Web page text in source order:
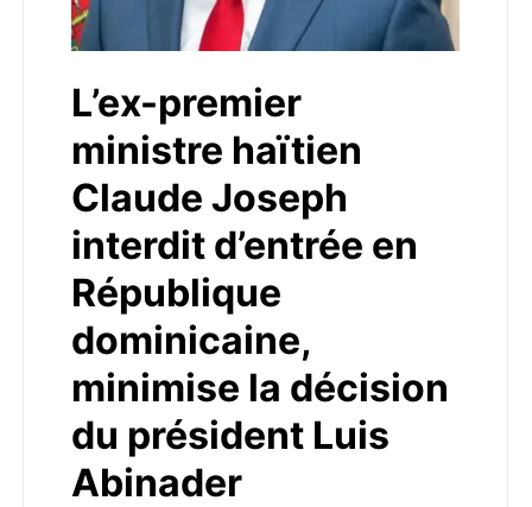
L’ex-premier
ministre haïtien
Claude Joseph
interdit d’entrée en
République
dominicaine,
minimise la décision
du président Luis
Abinader